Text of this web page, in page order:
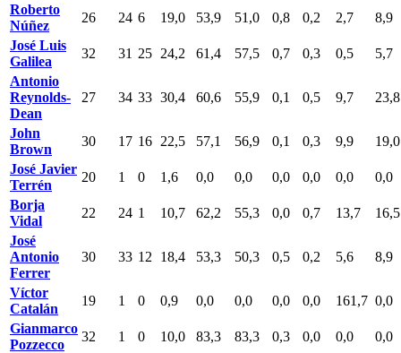
Roberto
Núñez
26 24 6 19,0 53,9 51,0 0,8 0,2 2,7
8,9
José Luis
Galilea
32 31 25 24,2 61,4 57,5 0,7 0,3 0,5
5,7
Antonio
Reynolds-
Dean
27 34 33 30,4 60,6 55,9 0,1 0,5 9,7 23,8
John
Brown
30 17 16 22,5 57,1 56,9 0,1 0,3 9,9
19,0
José Javier
Terrén
20 1 0 1,6 0,0 0,0 0,0 0,0 0,0
0,0
Borja
Vidal
22 24 1 10,7 62,2 55,3 0,0 0,7 13,7
16,5
José
Antonio
Ferrer
30 33 12 18,4 53,3 50,3 0,5 0,2 5,6 8,9
Víctor
Catalán
19 1 0 0,9 0,0 0,0 0,0 0,0 161,7 0,0
Gianmarco
Pozzecco
32 1 0 10,0 83,3 83,3 0,3 0,0 0,0
0,0